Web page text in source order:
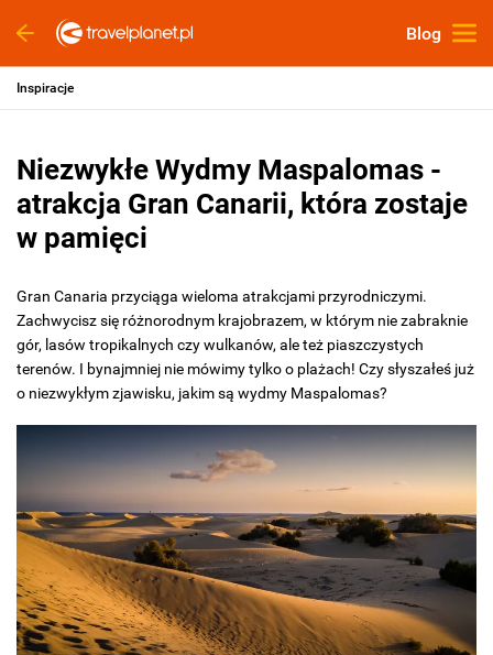
Blog
Inspiracje
Niezwykłe Wydmy Maspalomas -
atrakcja Gran Canarii, która zostaje
w pamięci
Gran Canaria przyciąga wieloma atrakcjami przyrodniczymi.
Zachwycisz się różnorodnym krajobrazem, w którym nie zabraknie
gór, lasów tropikalnych czy wulkanów, ale też piaszczystych
terenów. I bynajmniej nie mówimy tylko o plażach! Czy słyszałeś już
o niezwykłym zjawisku, jakim są wydmy Maspalomas?